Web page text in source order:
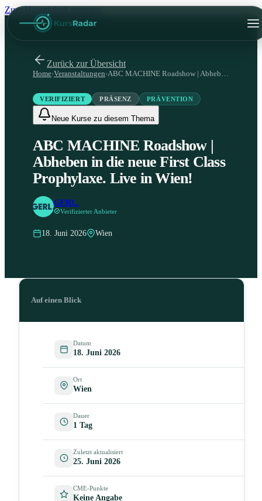
Zum Hauptinhalt springen
Zurück zur Übersicht
Home›Veranstaltungen› ABC MACHINE Roadshow | Abheben in die neue First Class Prophylaxe. Live in Wien!
VERIFIZIERT PRÄSENZ PRÄVENTION
Neue Kurse zu diesem Thema
ABC MACHINE Roadshow |
Abheben in die neue First Class
Prophylaxe. Live in Wien!
GERL.
Verifizierter Anbieter
18. Juni 2026 Wien
Auf einen Blick
Datum
18. Juni 2026
Ort
Wien
Dauer
1 Tag
Zuletzt aktualisiert
25. Juni 2026
CME-Punkte
Keine Angabe